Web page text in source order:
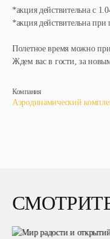
*акция действительна с
*акция действительна при
Полетное время можно
Ждем вас в гости, за
Компания
Аэродинамический